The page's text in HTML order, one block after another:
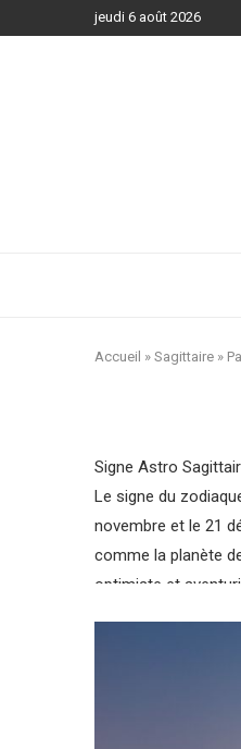
jeudi 6 août 2026
Accueil » Sagittaire »
Signe Astro
Le signe du
novembre et le 21
comme la planète
optimiste et